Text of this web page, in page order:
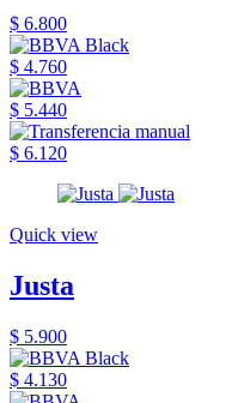
$ 6.800
$ 4.760
$ 5.440
$ 6.120
Quick view
Justa
$ 5.900
$ 4.130